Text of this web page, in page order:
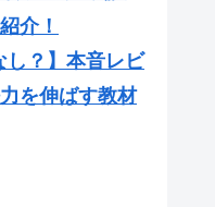
介！
し？】本音レビ
を伸ばす教材